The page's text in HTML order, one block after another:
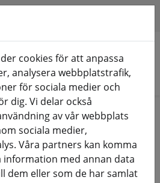
propeller
cookies för att anpassa
analysera webbplatstrafik,
för sociala medier och
dig. Vi delar också
av vår webbplats
sociala medier,
Våra partners kan komma
med annan data
dem eller som de har samlat